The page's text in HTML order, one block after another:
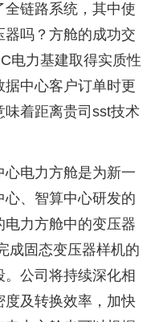
链路系统，其中使
吗？方舱的成功交
电力基建取得实质性
中心客户订单时更
着距离贵司sst技术
电力方舱是为新一
、智算中心研发的
力方舱中的变压器
成固态变压器样机的
公司将持续深化相
度及转换效率，加快